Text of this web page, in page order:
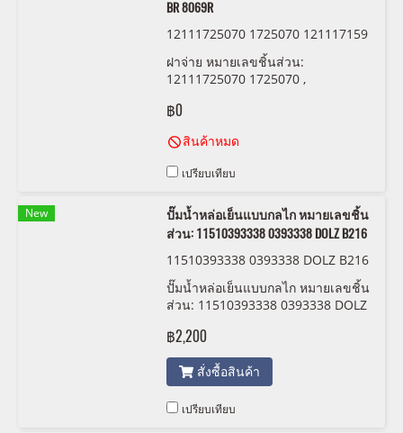
BR 8069R
12111725070 1725070 121117159
05 1715905 BREMI BR8069R
ฝาจ่าย หมายเลขชิ้นส่วน:
12111725070 1725070 ,
8069R
฿0
สินค้าหมด
เปรียบเทียบ
New
ปั๊มน้ำหล่อเย็นแบบกลไก หมายเลขชิ้น
ส่วน: 11510393338 0393338 DOLZ B216
11510393338 0393338 DOLZ B216
ปั๊มน้ำหล่อเย็นแบบกลไก หมายเลขชิ้น
ส่วน: 11510393338 0393338 DOLZ
฿2,200
สั่งซื้อสินค้า
เปรียบเทียบ